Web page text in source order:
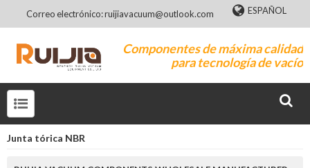
Correo electrónico: ruijiavacuum@outlook.com ESPAÑOL
Componentes de máxima calidad
para tecnología de vacío
Junta tórica NBR